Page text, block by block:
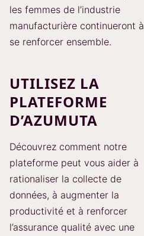
les femmes de l’industrie
manufacturière continueront à
se renforcer ensemble.
UTILISEZ LA
PLATEFORME
D’AZUMUTA
Découvrez comment notre
plateforme peut vous aider à
rationaliser la collecte de
données, à augmenter la
productivité et à renforcer
l’assurance qualité avec une